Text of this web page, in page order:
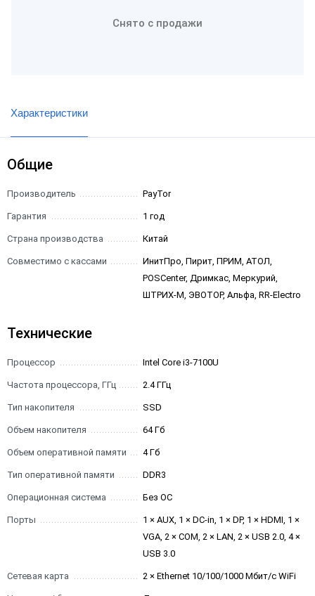
Снято с продажи
Характеристики
Общие
Производитель PayTor
Гарантия 1 год
Страна производства Китай
Совместимо с кассами
ИнитПро, Пирит, ПРИМ, АТОЛ,
POSCenter, Дримкас, Меркурий,
ШТРИХ-М, ЭВОТОР, Альфа, RR-Electro
Технические
Процессор Intel Core i3-7100U
Частота процессора, ГГц 2.4 ГГц
Тип накопителя SSD
Объем накопителя 64 Гб
Объем оперативной памяти 4 Гб
Тип оперативной памяти DDR3
Операционная система Без ОС
Порты
1 × AUX, 1 × DC-in, 1 × DP, 1 × HDMI, 1 ×
VGA, 2 × COM, 2 × LAN, 2 × USB 2.0, 4 ×
USB 3.0
Сетевая карта 2 × Ethernet 10/100/1000 Мбит/с WiFi